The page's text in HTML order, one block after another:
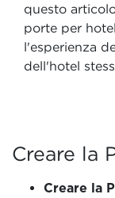
questo
porte per
l'esperienza
dell'hotel
Creare la
Creare la